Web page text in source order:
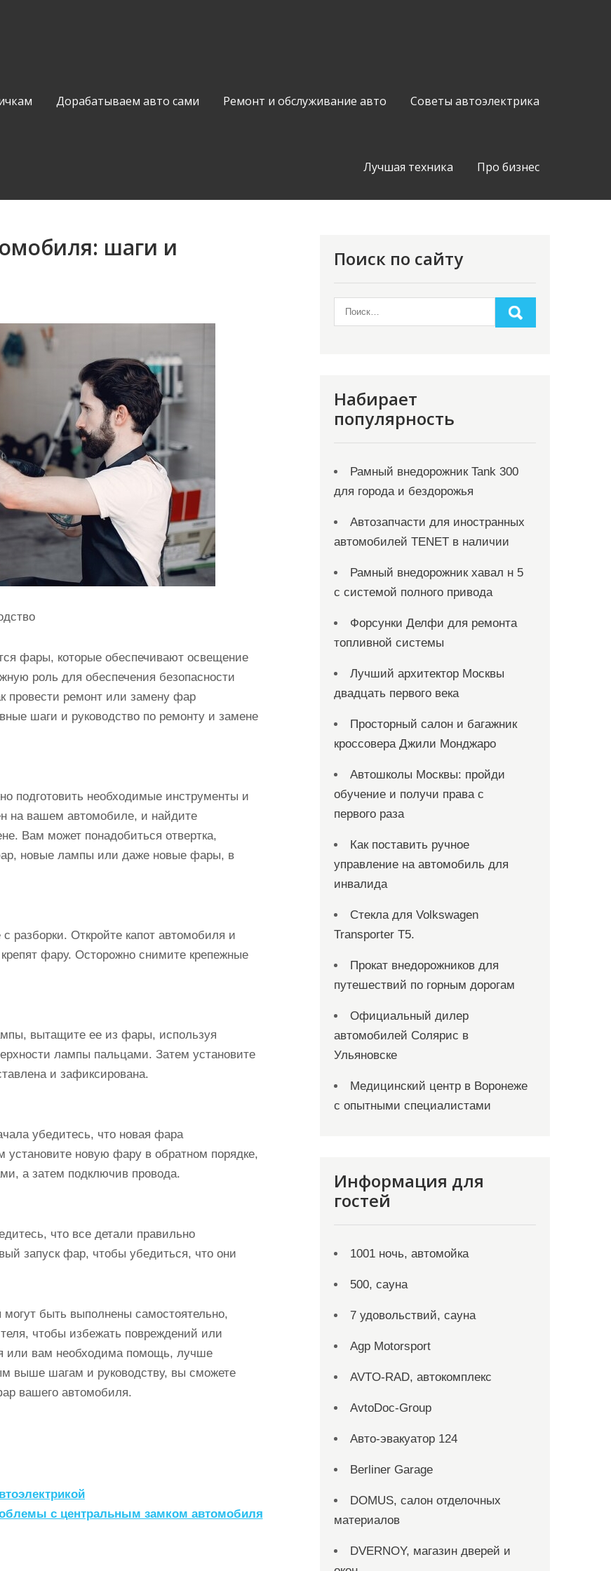
Дорабатываем авто сами Ремонт и обслуживание авто Советы автоэлектрика
Лучшая техника Про бизнес
шаги и
фары, которые обеспечивают освещение
роль для обеспечения безопасности
провести ремонт или замену фар
шаги и руководство по ремонту и замене
подготовить необходимые инструменты и
на вашем автомобиле, и найдите
Вам может понадобиться отвертка,
новые лампы или даже новые фары, в
разборки. Откройте капот автомобиля и
фару. Осторожно снимите крепежные
вытащите ее из фары, используя
лампы пальцами. Затем установите
и зафиксирована.
убедитесь, что новая фара
установите новую фару в обратном порядке,
а затем подключив провода.
что все детали правильно
запуск фар, чтобы убедиться, что они
быть выполнены самостоятельно,
чтобы избежать повреждений или
или вам необходима помощь, лучше
выше шагам и руководству, вы сможете
вашего автомобиля.
с центральным замком автомобиля
Поиск по сайту
Набирает
популярность
Рамный внедорожник Tank 300
для города и бездорожья
Автозапчасти для иностранных
автомобилей TENET в наличии
Рамный внедорожник хавал н 5
с системой полного привода
Форсунки Делфи для ремонта
топливной системы
Лучший архитектор Москвы
двадцать первого века
Просторный салон и багажник
кроссовера Джили Монджаро
Автошколы Москвы: пройди
обучение и получи права с
первого раза
Как поставить ручное
управление на автомобиль для
инвалида
Стекла для Volkswagen
Transporter T5.
Прокат внедорожников для
путешествий по горным дорогам
Официальный дилер
автомобилей Солярис в
Ульяновске
Медицинский центр в Воронеже
с опытными специалистами
Информация для
гостей
1001 ночь, автомойка
500, сауна
7 удовольствий, сауна
Agp Motorsport
AVTO-RAD, автокомплекс
AvtoDoc-Group
Aвто-эвакуатор 124
Berliner Garage
DOMUS, салон отделочных
материалов
DVERNOY, магазин дверей и